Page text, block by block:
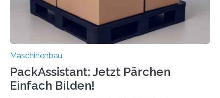
Maschinenbau
PackAssistant: Jetzt Pärchen
Einfach Bilden!